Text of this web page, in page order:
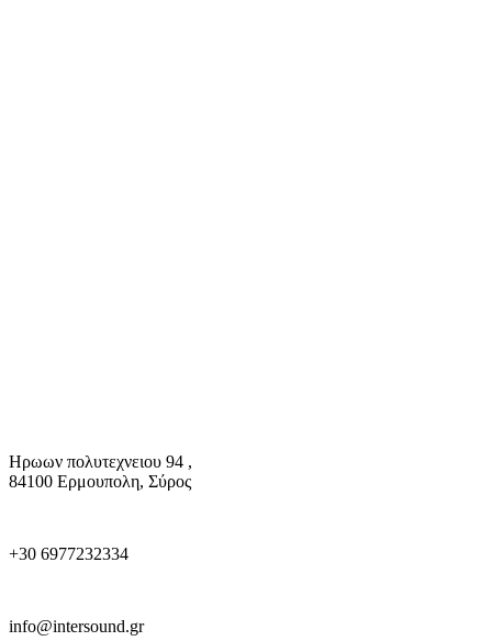
Ηρωων πολυτεχνειου 94 ,
84100 Ερμουπολη, Σύρος
+30 6977232334
info@intersound.gr